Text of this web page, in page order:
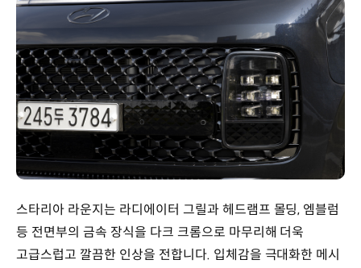
스타리아 라운지는 라디에이터 그릴과 헤드램프 몰딩, 엠블럼
등 전면부의 금속 장식을 다크 크롬으로 마무리해 더욱
고급스럽고 깔끔한 인상을 전합니다. 입체감을 극대화한 메시